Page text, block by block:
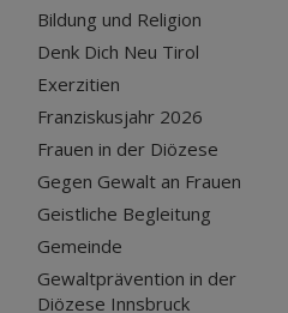
Bildung und Religion
Denk Dich Neu Tirol
Exerzitien
Franziskusjahr 2026
Frauen in der Diözese
Gegen Gewalt an Frauen
Geistliche Begleitung
Gemeinde
Gewaltprävention in der
Diözese Innsbruck